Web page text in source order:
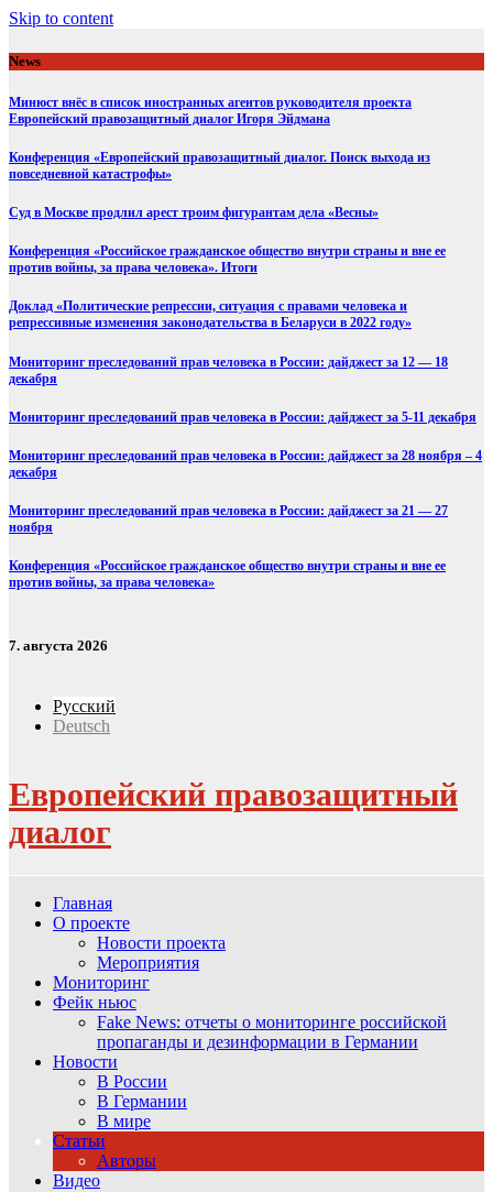
Skip to content
News
Минюст внёс в список иностранных агентов руководителя проекта
Европейский правозащитный диалог Игоря Эйдмана
Конференция «Европейский правозащитный диалог. Поиск выхода из
повседневной катастрофы»
Суд в Москве продлил арест троим фигурантам дела «Весны»
Конференция «Российское гражданское общество внутри страны и вне ее
против войны, за права человека». Итоги
Доклад «Политические репрессии, ситуация с правами человека и
репрессивные изменения законодательства в Беларуси в 2022 году»
Мониторинг преследований прав человека в России: дайджест за 12 — 18
декабря
Мониторинг преследований прав человека в России: дайджест за 5-11 декабря
Мониторинг преследований прав человека в России: дайджест за 28 ноября – 4
декабря
Мониторинг преследований прав человека в России: дайджест за 21 — 27
ноября
Конференция «Российское гражданское общество внутри страны и вне ее
против войны, за права человека»
7. августа 2026
Русский
Deutsch
Европейский правозащитный
диалог
Главная
О проекте
Новости проекта
Мероприятия
Мониторинг
Фейк ньюс
Fake News: отчеты о мониторинге российской
пропаганды и дезинформации в Германии
Новости
В России
В Германии
В мире
Статьи
Авторы
Видео